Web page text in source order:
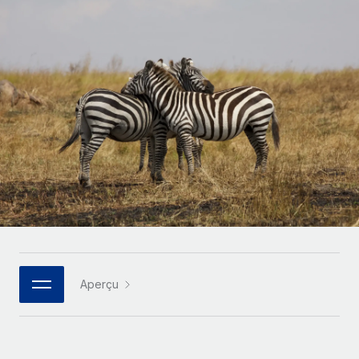
Sous-traitez les opérations complexes liées à l’emploi
INFRASTRUCTURE
Intégration Remote
Intégrez vos RH aux flux de travail en toute simplicité
Plateforme
Des fonctions RH clés intégrées pour votre équipe
Connectez n'importe quel outil d’IA à Remote grâce à
notre MCP
CROISSANCE
Start-ups
Des solutions agiles et internationales pour les RH et la
paie des entreprises en pleine croissance
Entreprises intermédiaires
Développez vos équipes avec des solutions RH sur
mesure
Entreprise
Les RH à l’international pour les grandes entreprises
Découvrez les devises disponibles et les vitesses de
paiement pour vos freelances internationaux
APPRENDRE AVEC REMOTE
Recherche et guides
Études de cas
Checklists et modèles
Descriptions de postes
Français
Deutsch
Español
Italiano
Português (Portugal)
日本語
한국어
Aperçu